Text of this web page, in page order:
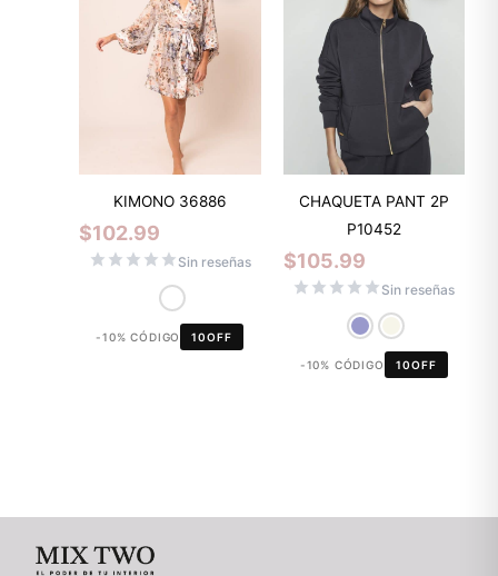
KIMONO 36886
$102.99
Sin reseñas
-10% CÓDIGO 10OFF
CHAQUETA PANT 2P
P10452
$105.99
Sin reseñas
-10% CÓDIGO 10OFF